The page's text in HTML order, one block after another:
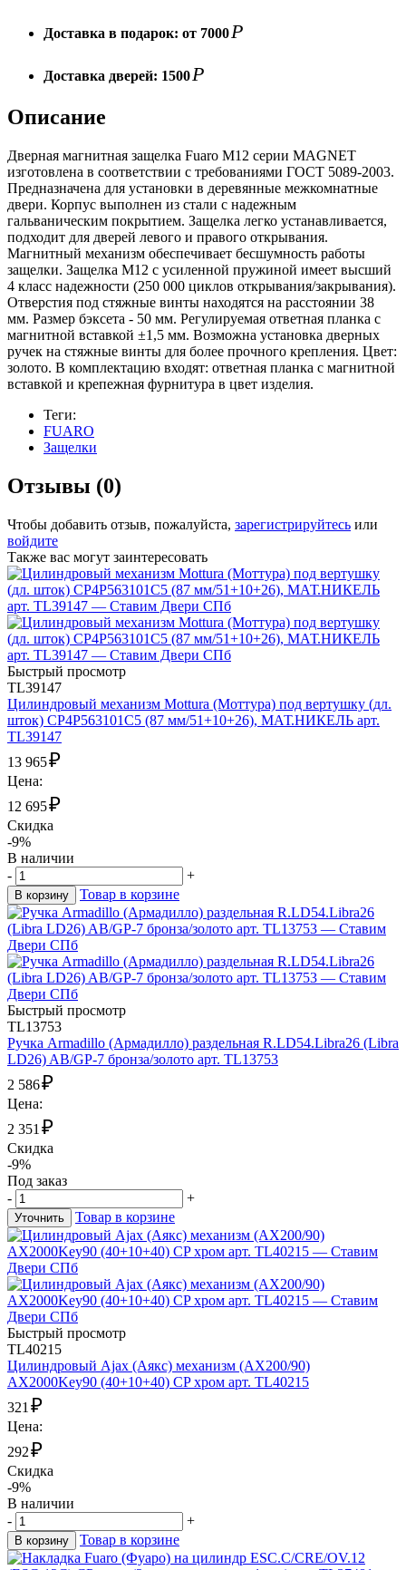
Доставка в подарок: от 7000Р
Доставка дверей: 1500Р
Описание
Дверная магнитная защелка Fuaro M12 серии MAGNET
изготовлена в соответствии с требованиями ГОСТ 5089-2003.
Предназначена для установки в деревянные межкомнатные
двери. Корпус выполнен из стали с надежным
гальваническим покрытием. Защелка легко устанавливается,
подходит для дверей левого и правого открывания.
Магнитный механизм обеспечивает бесшумность работы
защелки. Защелка M12 с усиленной пружиной имеет высший
4 класс надежности (250 000 циклов открывания/закрывания).
Отверстия под стяжные винты находятся на расстоянии 38
мм. Размер бэксета - 50 мм. Регулируемая ответная планка с
магнитной вставкой ±1,5 мм. Возможна установка дверных
ручек на стяжные винты для более прочного крепления. Цвет:
золото. В комплектацию входят: ответная планка с магнитной
вставкой и крепежная фурнитура в цвет изделия.
Теги:
FUARO
Защелки
Отзывы (0)
Чтобы добавить отзыв, пожалуйста, зарегистрируйтесь или
войдите
Также вас могут заинтересовать
Быстрый просмотр
TL39147
Цилиндровый механизм Mottura (Моттура) под вертушку (дл.
шток) CP4P563101C5 (87 мм/51+10+26), МАТ.НИКЕЛЬ арт.
TL39147
13 965₽
Цена:
12 695₽
Скидка
-9%
В наличии
-
+
В корзину Товар в корзине
Быстрый просмотр
TL13753
Ручка Armadillo (Армадилло) раздельная R.LD54.Libra26 (Libra
LD26) AB/GP-7 бронза/золото арт. TL13753
2 586₽
Цена:
2 351₽
Скидка
-9%
Под заказ
-
+
Уточнить Товар в корзине
Быстрый просмотр
TL40215
Цилиндровый Ajax (Аякс) механизм (AX200/90)
AX2000Key90 (40+10+40) CP хром арт. TL40215
321₽
Цена:
292₽
Скидка
-9%
В наличии
-
+
В корзину Товар в корзине